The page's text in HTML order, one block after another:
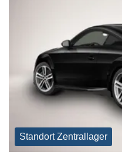
Standort Zentrallager